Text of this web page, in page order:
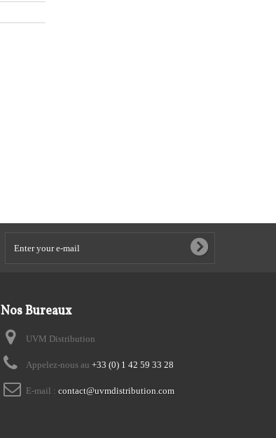
Nos Bureaux
UVM Distribution
Appelez-nous au +33 (0) 1 42 59 33 28
E-mail : contact@uvmdistribution.com